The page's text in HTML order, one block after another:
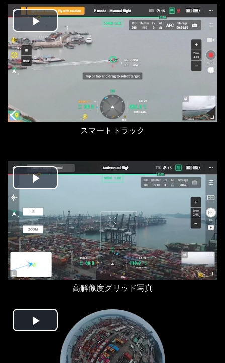
Play
Video
スマートトラック
Play
Video
高解像度グリッド写真
Play
Video